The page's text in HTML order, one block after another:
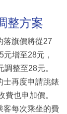
整方案
落旗價將從27
增至28元，
整至28元。
士再度申請跳錶
也申加價。
客每次乘坐的費